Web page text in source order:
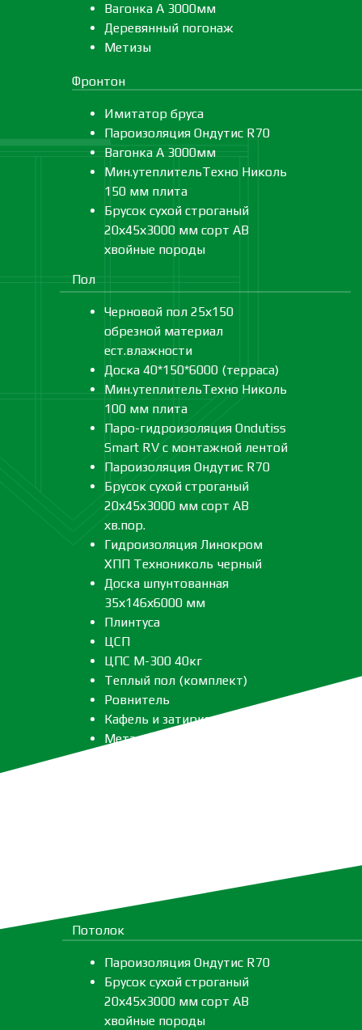
Вагонка А 3000мм
Деревянный погонаж
Метизы
Фронтон
Имитатор бруса
Пароизоляция Ондутис R70
Вагонка А 3000мм
Мин.утеплительТехно Николь
150 мм плита
Брусок сухой строганый
20х45х3000 мм сорт АВ
хвойные породы
Пол
Черновой пол 25х150
обрезной материал
ест.влажности
Доска 40*150*6000 (терраса)
Мин.утеплительТехно Николь
100 мм плита
Паро-гидроизоляция Ondutiss
Smart RV с монтажной лентой
Пароизоляция Ондутис R70
Брусок сухой строганый
20х45х3000 мм сорт АВ
хв.пор.
Гидроизоляция Линокром
ХПП Технониколь черный
Доска шпунтованная
35х146х6000 мм
Плинтуса
ЦСП
ЦПС М-300 40кг
Теплый пол (комплект)
Ровнитель
Кафель и затирка
Металлоизделия
Потолок
Пароизоляция Ондутис R70
Брусок сухой строганый
20х45х3000 мм сорт АВ
хвойные породы